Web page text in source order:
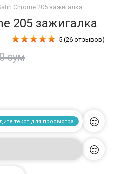
Chrome 205 зажигалка
205 зажигалка
сум
5 (26 отзывов)
текст для просмотра